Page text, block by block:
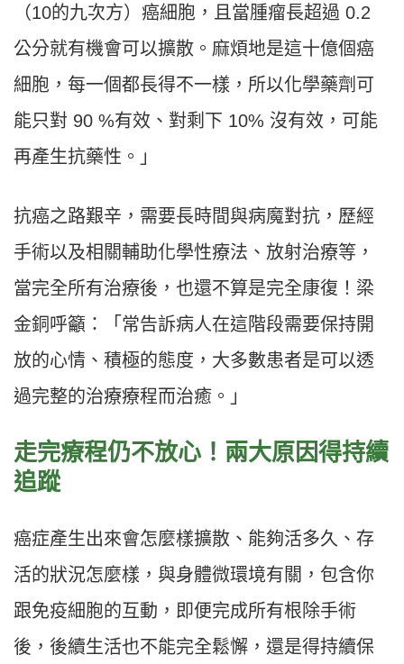
（10的九次方）癌細胞，且當腫瘤長超過 0.2
公分就有機會可以擴散。麻煩地是這十億個癌
細胞，每一個都長得不一樣，所以化學藥劑可
能只對 90 %有效、對剩下 10% 沒有效，可能
再產生抗藥性。」
抗癌之路艱辛，需要長時間與病魔對抗，歷經
手術以及相關輔助化學性療法、放射治療等，
當完全所有治療後，也還不算是完全康復！梁
金銅呼籲：「常告訴病人在這階段需要保持開
放的心情、積極的態度，大多數患者是可以透
過完整的治療療程而治癒。」
走完療程仍不放心！兩大原因得持續
追蹤
癌症產生出來會怎麼樣擴散、能夠活多久、存
活的狀況怎麼樣，與身體微環境有關，包含你
跟免疫細胞的互動，即便完成所有根除手術
後，後續生活也不能完全鬆懈，還是得持續保